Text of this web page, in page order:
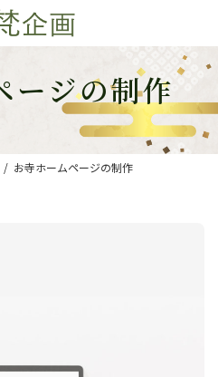
ージの制作
お寺ホームページの制作